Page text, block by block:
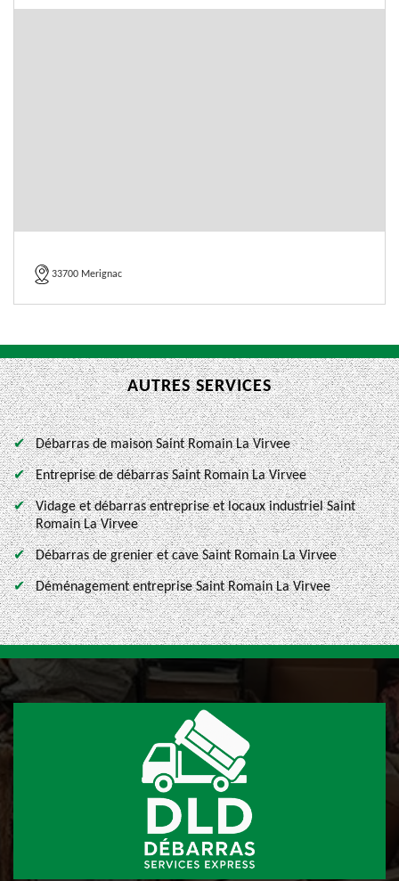
33700 Merignac
AUTRES SERVICES
Débarras de maison Saint Romain La Virvee
Entreprise de débarras Saint Romain La Virvee
Vidage et débarras entreprise et locaux industriel Saint
Romain La Virvee
Débarras de grenier et cave Saint Romain La Virvee
Déménagement entreprise Saint Romain La Virvee